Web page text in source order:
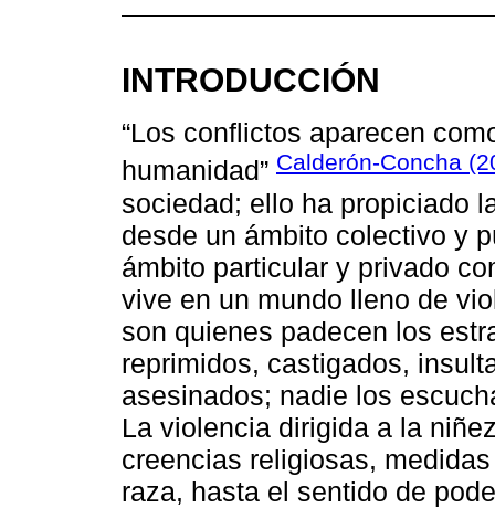
INTRODUCCIÓN
“Los conflictos aparecen
humanidad” Calderón-Concha
sociedad; ello ha propiciado
desde un ámbito colectivo y
ámbito particular y privado
vive en un mundo lleno de
son quienes padecen los
reprimidos, castigados,
asesinados; nadie los
La violencia dirigida a la
creencias religiosas,
raza, hasta el sentido de